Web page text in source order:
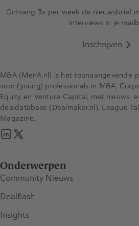
Ontvang 3x per week de nieuwsbrief
interviews in je
Inschrijven
Onderwerpen
Community Nieuws
Dealflash
Insights
M&A (MenA.nl) is het toonaangevende
voor (young) professionals in M&A,
Equity en Venture Capital, met nieuws,
dealdatabase (Dealmaker.nl), League
Magazine.